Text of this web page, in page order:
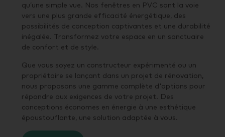
qu’une simple vue. Nos fenêtres en PVC sont la voie
vers une plus grande efficacité énergétique, des
possibilités de conception captivantes et une durabilité
inégalée. Transformez votre espace en un sanctuaire
de confort et de style.
Que vous soyez un constructeur expérimenté ou un
propriétaire se lançant dans un projet de rénovation,
nous proposons une gamme complète d'options pour
répondre aux exigences de votre projet. Des
conceptions économes en énergie à une esthétique
époustouflante, une solution adaptée à vous.